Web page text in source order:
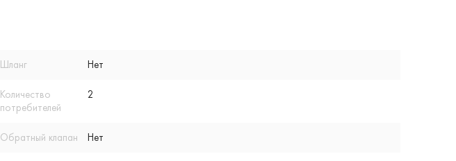
Шланг Нет
Количество
потребителей
2
Обратный клапан Нет